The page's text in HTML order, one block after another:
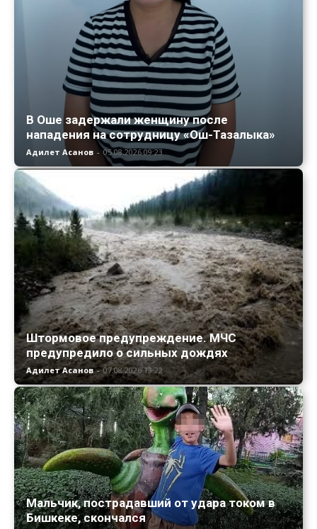
В Оше задержали женщину после
нападения на сотрудницу «Ош-Тазалыка»
Адилет Асанов - 05.08.2026 09:23
Штормовое предупреждение. МЧС
предупредило о сильных дождях
Адилет Асанов - 07.08.2026 13:22
Мальчик, пострадавший от удара током в
Бишкеке, скончался